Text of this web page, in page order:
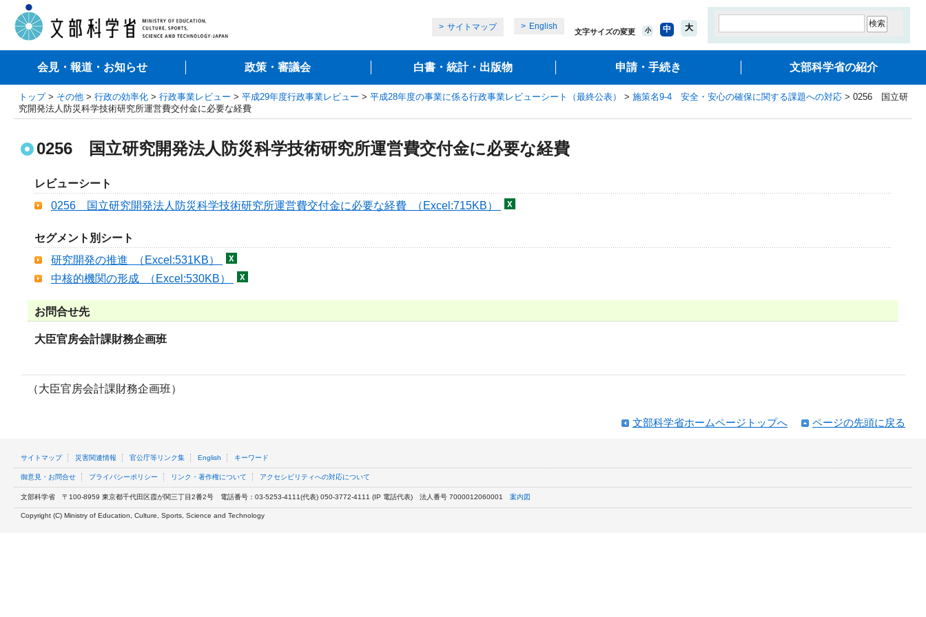
サイトマップ English
文字サイズの変更 小 中 大
会見・報道・お知らせ 政策・審議会 白書・統計・出版物 申請・手続き 文部科学省の紹介
トップ> その他 > 行政の効率化 > 行政事業レビュー > 平成29年度行政事業レビュー > 平成28年度の事業に係る行政事業レビューシート（最終公表） > 施策名9-4 安全・安心の確保に関する課題への対応 > 0256 国立研
究開発法人防災科学技術研究所運営費交付金に必要な経費
0256 国立研究開発法人防災科学技術研究所運営費交付金に必要な経費
レビューシート
0256 国立研究開発法人防災科学技術研究所運営費交付金に必要な経費 （Excel:715KB）
セグメント別シート
研究開発の推進 （Excel:531KB）
中核的機関の形成 （Excel:530KB）
お問合せ先
大臣官房会計課財務企画班
（大臣官房会計課財務企画班）
ページの先頭に戻る
文部科学省ホームページトップへ
サイトマップ 災害関連情報 官公庁等リンク集 English キーワード
御意見・お問合せ プライバシーポリシー リンク・著作権について アクセシビリティへの対応について
文部科学省 〒100-8959 東京都千代田区霞が関三丁目2番2号 電話番号：03-5253-4111(代表) 050-3772-4111 (IP 電話代表) 法人番号 7000012060001 案内図
Copyright (C) Ministry of Education, Culture, Sports, Science and Technology